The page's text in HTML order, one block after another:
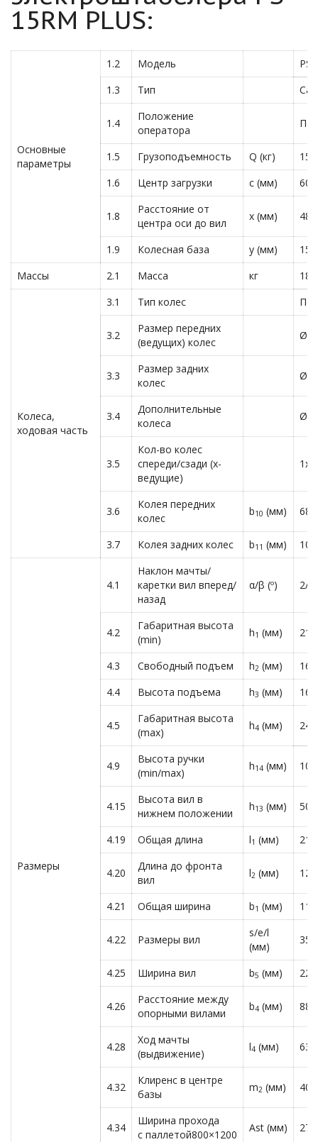
15RM PLUS:
Основные
параметры
1.2 Модель
1.3
Тип
1.4
Положение
оператора
1.5 Грузоподъемность Q (кг)
1.6
Центр загрузки c (мм) 600
1.8
Расстояние от
центра оси до вил
x (мм) 485
1.9 Колесная база y (мм)
Массы
2.1 Масса кг
Колеса,
ходовая часть
3.1 Тип колес
3.2
Размер передних
(ведущих) колес
3.3
Размер задних
колес
3.4
Дополнительные
колеса
3.5
Кол-во колес
спереди/сзади (х-
ведущие)
3.6
Колея передних
колес
b10 (мм) 680
3.7 Колея задних колес b11 (мм)
Размеры
4.1
Наклон мачты/
каретки вил вперед/
назад
α/β (º) 2/4
4.2
Габаритная высота
(min)
h1 (мм)
4.3 Свободный подъем h2 (мм)
4.4
Высота подъема h3 (мм)
4.5
Габаритная высота
(max)
h4 (мм)
4.9
Высота ручки
(min/max)
h14 (мм)
4.15
Высота вил в
нижнем положении
h13 (мм) 50
4.19 Общая длина l1 (мм)
4.20
Длина до фронта
вил
l2 (мм)
4.21 Общая ширина b1 (мм)
4.22 Размеры вил
s/e/l
(мм)
35/
4.25 Ширина вил b5 (мм)
4.26
Расстояние между
опорными вилами
b4 (мм) 880
4.28
Ход мачты
(выдвижение)
l4 (мм) 630
4.32
Клиренс в центре
базы
m2 (мм) 40
4.34
Ширина прохода
с паллетой800×1200
Ast (мм)